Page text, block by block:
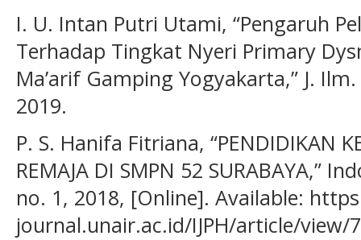
I. U. Intan Putri Utami, “Pengaruh
Terhadap Tingkat Nyeri Primary
Ma’arif Gamping Yogyakarta,” J.
2019.
P. S. Hanifa Fitriana, “PENDIDIKAN
REMAJA DI SMPN 52 SURABAYA,”
no. 1, 2018, [Online]. Available:
journal.unair.ac.id/IJPH/article/view/